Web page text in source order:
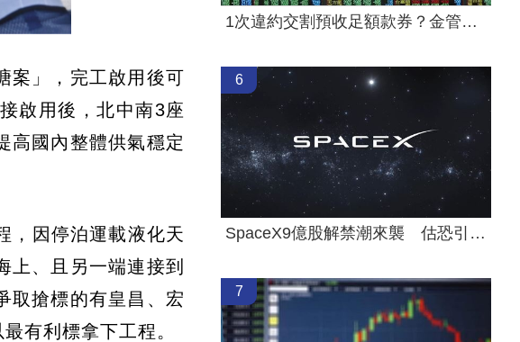
案」，完工啟用後可
啟用後，北中南3座
高國內整體供氣穩定
，因停泊運載液化天
上、且另一端連接到
取搶標的有皇昌、宏
有利標拿下工程。
1次違約交割預收足額款券？金管會回應了
6
SpaceX9億股解禁潮來襲 估恐引爆賣壓
7